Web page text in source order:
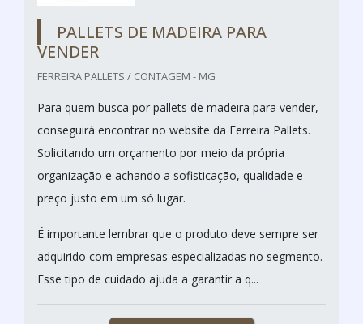
PALLETS DE MADEIRA PARA
VENDER
FERREIRA PALLETS / CONTAGEM - MG
Para quem busca por pallets de madeira para vender,
conseguirá encontrar no website da Ferreira Pallets.
Solicitando um orçamento por meio da própria
organização e achando a sofisticação, qualidade e
preço justo em um só lugar.
É importante lembrar que o produto deve sempre ser
adquirido com empresas especializadas no segmento.
Esse tipo de cuidado ajuda a garantir a q...